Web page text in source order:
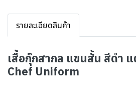
รายละเอียดสินค้า
เสื้อกุ๊กสากล แขนสั้น สีดำ
Chef Uniform